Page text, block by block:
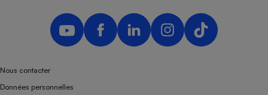
Nous contacter
Données personnelles